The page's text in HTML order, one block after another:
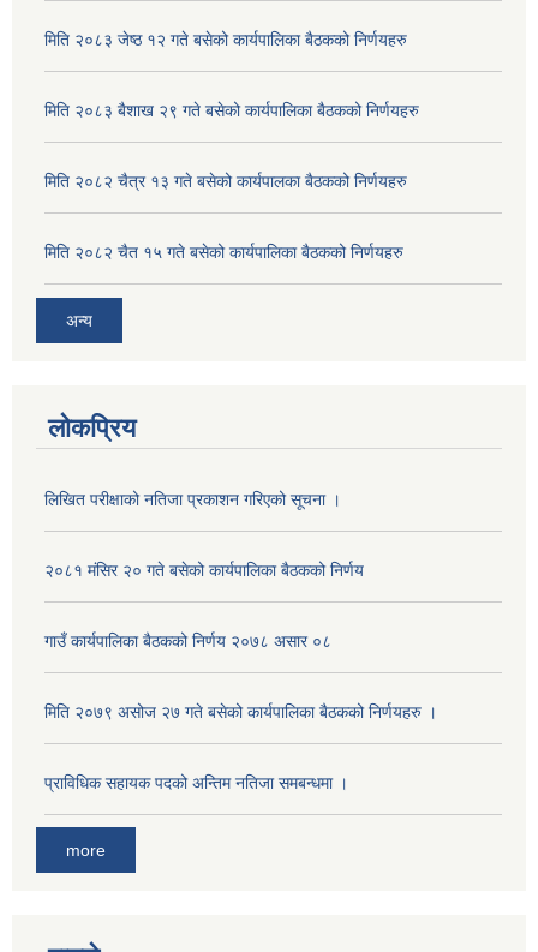
मिति २०८३ जेष्ठ १२ गते बसेको कार्यपालिका बैठकको निर्णयहरु
मिति २०८३ बैशाख २९ गते बसेको कार्यपालिका बैठकको निर्णयहरु
मिति २०८२ चैत्र १३ गते बसेको कार्यपालका बैठकको निर्णयहरु
मिति २०८२ चैत १५ गते बसेको कार्यपालिका बैठकको निर्णयहरु
अन्य
लोकप्रिय
लिखित परीक्षाको नतिजा प्रकाशन गरिएको सूचना ।
२०८१ मंसिर २० गते बसेको कार्यपालिका बैठकको निर्णय
गाउँ कार्यपालिका बैठकको निर्णय २०७८ असार ०८
मिति २०७९ असोज २७ गते बसेको कार्यपालिका बैठकको निर्णयहरु ।
प्राविधिक सहायक पदको अन्तिम नतिजा समबन्धमा ।
more